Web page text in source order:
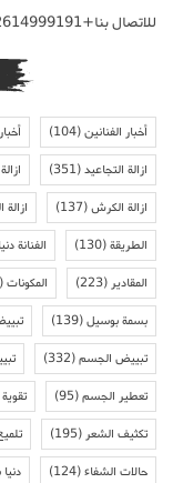
للاتصال بنا+212614999191
أخبار الفنانين(104)
ازالة التجاعيد(351)
ازالة الكرش(137)
الطريقة(130) الفنانة
المقادير(223) المكونات(116)
بسمة بوسيل(139)
تبييض الجسم(332)
تعطير الجسم(95)
تكثيف الشعر(195)
حالات الشفاء(124)